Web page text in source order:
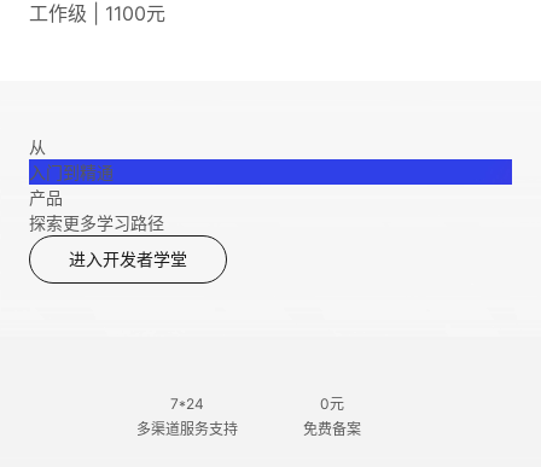
工作级 | 1100元
从
入门到精通
产品
探索更多学习路径
进入开发者学堂
7*24
多渠道服务支持
0元
免费备案